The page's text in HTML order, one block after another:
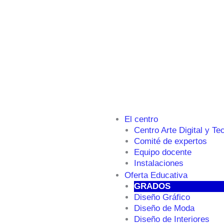
El centro
Centro Arte Digital y
Comité de expertos
Equipo docente
Instalaciones
Oferta Educativa
GRADOS
Diseño Gráfico
Diseño de Moda
Diseño de Interiores